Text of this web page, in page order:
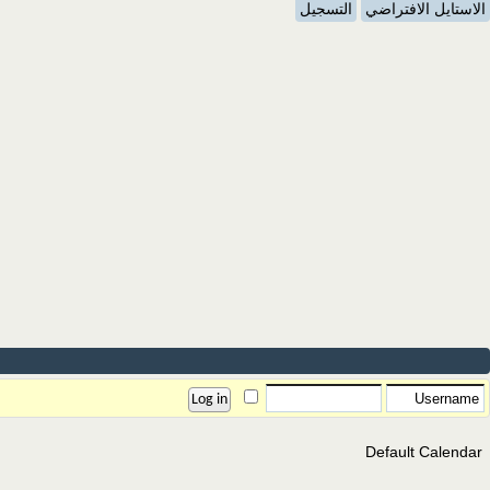
الاستايل الافتراضي
التسجيل
Default Calendar